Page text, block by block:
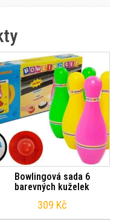
Bowlingová sada 6
barevných kuželek
309 Kč